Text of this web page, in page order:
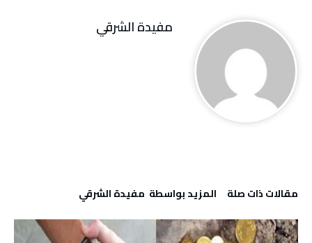
مفيدة الشرقي
‫مقالات ذات صلة‬ ‫‫المزيد بواسطة‬ ‬ مفيدة الشرقي